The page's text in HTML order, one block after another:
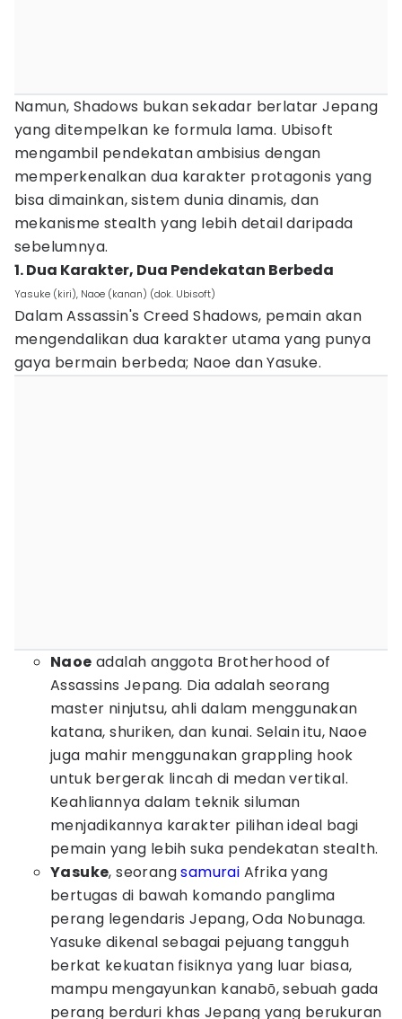
Namun, Shadows bukan sekadar berlatar Jepang
yang ditempelkan ke formula lama. Ubisoft
mengambil pendekatan ambisius dengan
memperkenalkan dua karakter protagonis yang
bisa dimainkan, sistem dunia dinamis, dan
mekanisme stealth yang lebih detail daripada
sebelumnya.
1. Dua Karakter, Dua Pendekatan Berbeda
Yasuke (kiri), Naoe (kanan) (dok. Ubisoft)
Dalam Assassin's Creed Shadows, pemain akan
mengendalikan dua karakter utama yang punya
gaya bermain berbeda; Naoe dan Yasuke.
Naoe adalah anggota Brotherhood of
Assassins Jepang. Dia adalah seorang
master ninjutsu, ahli dalam menggunakan
katana, shuriken, dan kunai. Selain itu, Naoe
juga mahir menggunakan grappling hook
untuk bergerak lincah di medan vertikal.
Keahliannya dalam teknik siluman
menjadikannya karakter pilihan ideal bagi
pemain yang lebih suka pendekatan stealth.
Yasuke, seorangsamurai Afrika yang
bertugas di bawah komando panglima
perang legendaris Jepang, Oda Nobunaga.
Yasuke dikenal sebagai pejuang tangguh
berkat kekuatan fisiknya yang luar biasa,
mampu mengayunkan kanabō, sebuah gada
perang berduri khas Jepang yang berukuran